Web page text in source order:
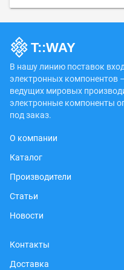
В нашу линию поставок
электронных компонентов
ведущих мировых
электронные компоненты
под заказ.
О компании
Каталог
Производители
Статьи
Новости
Контакты
Доставка